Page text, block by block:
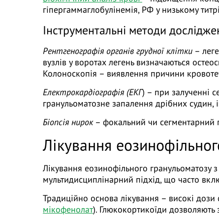
гіпергаммаглобулінемія, РФ у низькому
Інструментальні методи
Рентгенографія органів грудної клітки –
вузлів у воротах легень визначаються
Колоноскопія – виявлення причини
Електрокардіографія (ЕКГ) – при залученні
гранульоматозне запалення дрібних судин,
Біопсія нирок– фокальний чи сегментарний
Лікування
Лікування еозинофільного гранульоматозу
мультидисциплінарний підхід, що часто
Традиційно основа лікування – високі
мікофенолат). Глюкокортикоїди дозволяють